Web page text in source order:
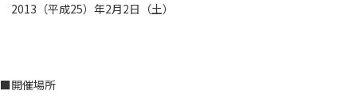
2013（平成25）年2月2日（土）
■開催場所